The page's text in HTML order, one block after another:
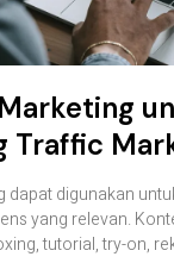
Traffic
dapat digunakan
yang relevan.
tutorial, try-on,